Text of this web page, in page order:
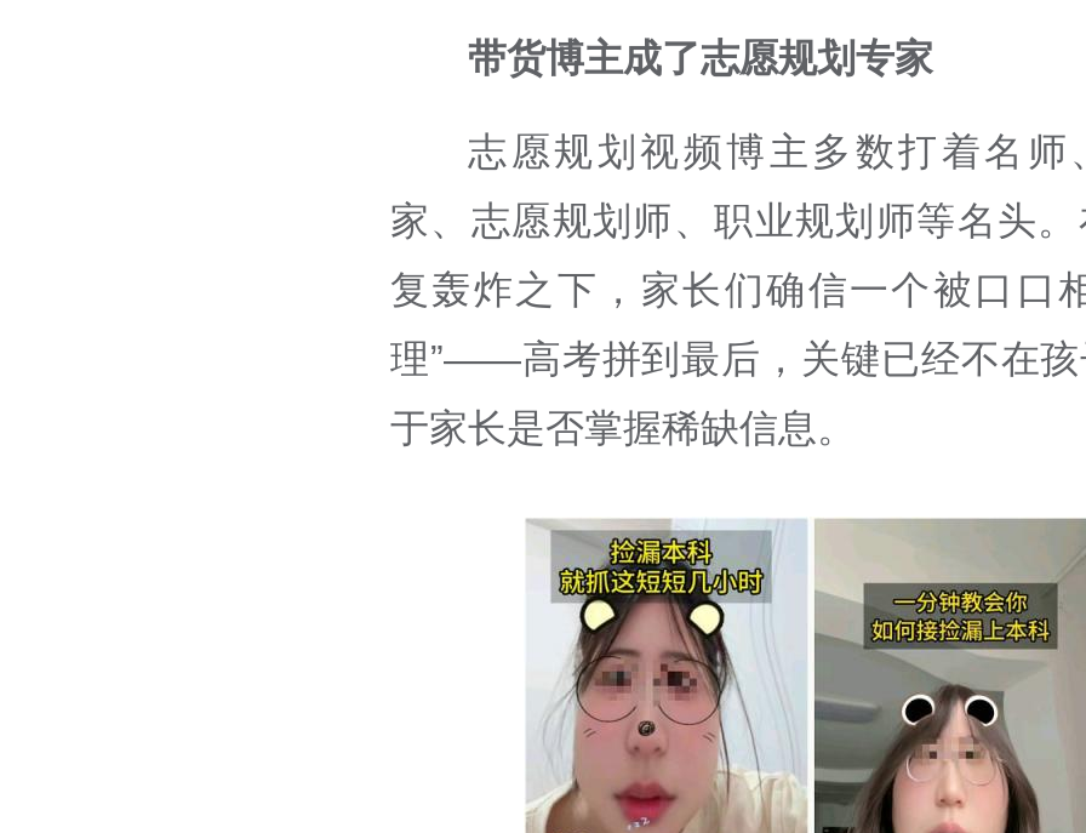
带货博主成了志愿规划专家
志愿规划视频博主多数打着名师
家、志愿规划师、职业规划师等名头
复轰炸之下，家长们确信一个被口口
理”——高考拼到最后，关键已经不在
于家长是否掌握稀缺信息。